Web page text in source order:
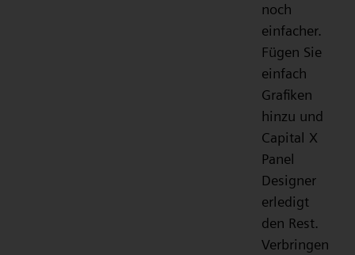
noch
einfacher.
Fügen Sie
einfach
Grafiken
hinzu und
Capital X
Panel
Designer
erledigt
den Rest.
Verbringen